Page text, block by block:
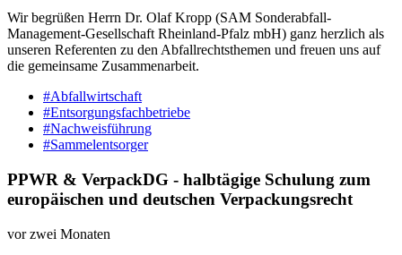
Wir begrüßen Herrn Dr. Olaf Kropp (SAM Sonderabfall-
Management-Gesellschaft Rheinland-Pfalz mbH) ganz herzlich als
unseren Referenten zu den Abfallrechtsthemen und freuen uns auf
die gemeinsame Zusammenarbeit.
#Abfallwirtschaft
#Entsorgungsfachbetriebe
#Nachweisführung
#Sammelentsorger
PPWR & VerpackDG - halbtägige Schulung zum
europäischen und deutschen Verpackungsrecht
vor zwei Monaten